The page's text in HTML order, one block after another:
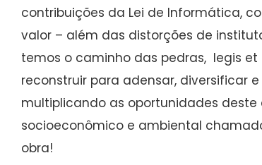
contribuições da Lei de Informática,
valor – além das distorções de
temos o caminho das pedras, legis
reconstruir para adensar, diversificar
multiplicando as oportunidades
socioeconômico e ambiental
obra!